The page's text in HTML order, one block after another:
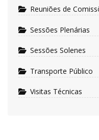
Reuniões de
Sessões Plenárias
Sessões Solenes
Transporte Público
Visitas Técnicas